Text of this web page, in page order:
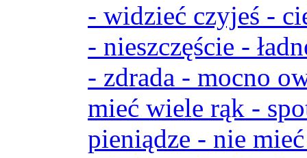
- widzieć czyjeś -
- nieszczęście -
- zdrada - mocno
mieć wiele rąk -
pieniądze - nie